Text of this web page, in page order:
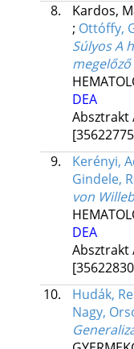
8.
Kardos,
; Ottóffy,
Súlyos A
DEA
Absztrakt
9.
Kerényi,
Gindele,
von
DEA
Absztrakt
10.
Hudák,
Nagy,